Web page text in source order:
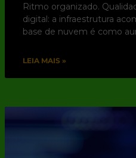
Ritmo organizado.
digital: a infraestrutura
base de nuvem é como
LEIA MAIS »